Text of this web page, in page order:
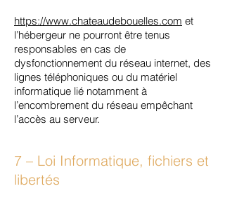
https://www.chateaudebouelles.com et
l’hébergeur ne pourront être tenus
responsables en cas de
dysfonctionnement du réseau internet, des
lignes téléphoniques ou du matériel
informatique lié notamment à
l’encombrement du réseau empêchant
l’accès au serveur.
7 – Loi Informatique, fichiers et
libertés